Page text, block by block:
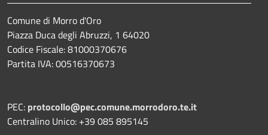
Comune di Morro d'Oro
Piazza Duca degli Abruzzi, 1 64020
Codice Fiscale: 81000370676
Partita IVA: 00516370673
PEC: protocollo@pec.comune.morrodoro.te.it
Centralino Unico: +39 085 895145